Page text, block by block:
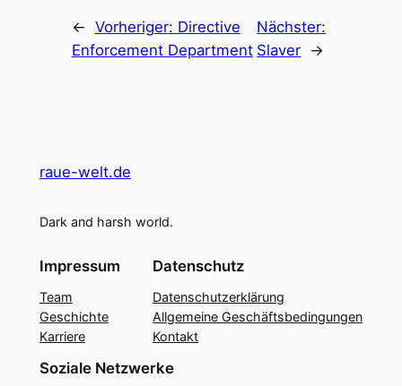
← Vorheriger: Directive
Enforcement Department
Nächster:
Slaver →
raue-welt.de
Dark and harsh world.
Impressum
Team
Geschichte
Karriere
Datenschutz
Datenschutzerklärung
Allgemeine Geschäftsbedingungen
Kontakt
Soziale Netzwerke